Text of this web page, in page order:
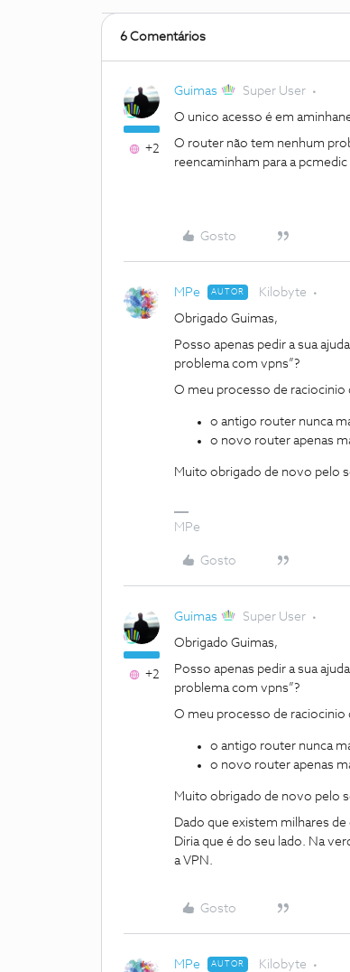
6 Comentários
+2
Guimas Super User
O unico acesso é em
O router não tem nenhum
reencaminham para a
Gosto
MPe AUTOR Kilobyte
Obrigado Guimas,
Posso apenas pedir a sua
problema com vpns”?
O meu processo de
o antigo router nunca
o novo router apenas
Muito obrigado de novo pelo
MPe
Gosto
+2
Guimas Super User
Obrigado Guimas,
Posso apenas pedir a sua
problema com vpns”?
O meu processo de
o antigo router nunca
o novo router apenas
Muito obrigado de novo pelo
Dado que existem milhares
Diria que é do seu lado. Na
a VPN.
Gosto
MPe AUTOR Kilobyte